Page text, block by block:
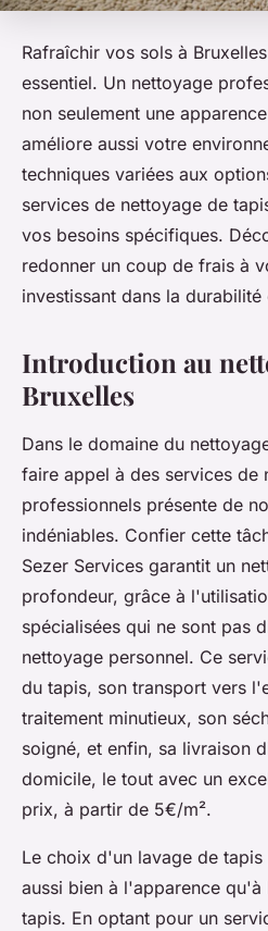
Rafraîchir vos sols à
essentiel. Un nettoyage
non seulement une
améliore aussi votre
techniques variées aux
services de nettoyage de
vos besoins spécifiques.
redonner un coup de frais à
investissant dans la
Introduction au
Bruxelles
Dans le domaine du
faire appel à des services de
professionnels présente de
indéniables. Confier cette
Sezer Services garantit un
profondeur, grâce à
spécialisées qui ne sont pas
nettoyage personnel. Ce
du tapis, son transport vers
traitement minutieux, son
soigné, et enfin, sa livraison
domicile, le tout avec un
prix, à partir de 5€/m².
Le choix d'un lavage de
aussi bien à l'apparence
tapis. En optant pour un